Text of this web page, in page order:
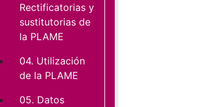
Rectificatorias y
sustitutorias de
la PLAME
04. Utilización
de la PLAME
05. Datos